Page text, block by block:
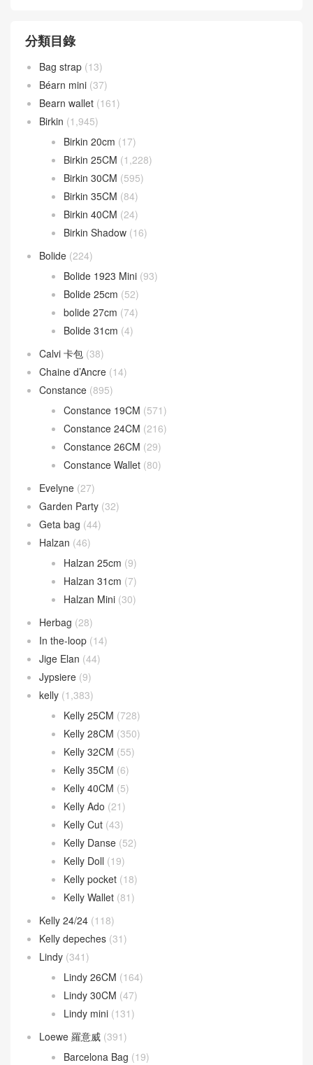
分類目錄
Bag strap (13)
Béarn mini (37)
Bearn wallet (161)
Birkin (1,945)
Birkin 20cm (17)
Birkin 25CM (1,228)
Birkin 30CM (595)
Birkin 35CM (84)
Birkin 40CM (24)
Birkin Shadow (16)
Bolide (224)
Bolide 1923 Mini (93)
Bolide 25cm (52)
bolide 27cm (74)
Bolide 31cm (4)
Calvi 卡包 (38)
Chaine d’Ancre (14)
Constance (895)
Constance 19CM (571)
Constance 24CM (216)
Constance 26CM (29)
Constance Wallet (80)
Evelyne (27)
Garden Party (32)
Geta bag (44)
Halzan (46)
Halzan 25cm (9)
Halzan 31cm (7)
Halzan Mini (30)
Herbag (28)
In the-loop (14)
Jige Elan (44)
Jypsiere (9)
kelly (1,383)
Kelly 25CM (728)
Kelly 28CM (350)
Kelly 32CM (55)
Kelly 35CM (6)
Kelly 40CM (5)
Kelly Ado (21)
Kelly Cut (43)
Kelly Danse (52)
Kelly Doll (19)
Kelly pocket (18)
Kelly Wallet (81)
Kelly 24/24 (118)
Kelly depeches (31)
Lindy (341)
Lindy 26CM (164)
Lindy 30CM (47)
Lindy mini (131)
Loewe 羅意威 (391)
Barcelona Bag (19)